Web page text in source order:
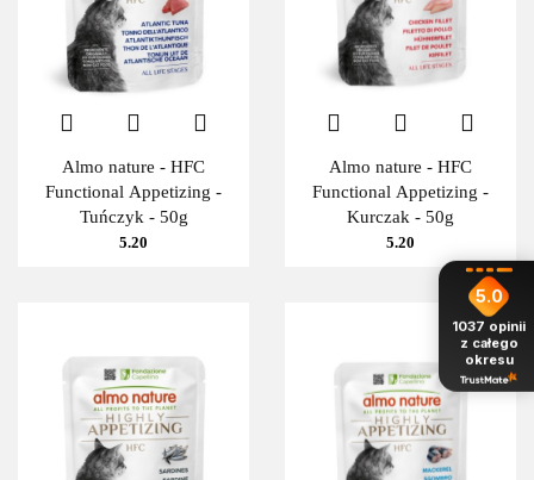
5.0
1037 opinii
z całego
okresu
Almo nature - HFC
Functional Appetizing -
Tuńczyk - 50g
5.20
Almo nature - HFC
Functional Appetizing -
Kurczak - 50g
5.20